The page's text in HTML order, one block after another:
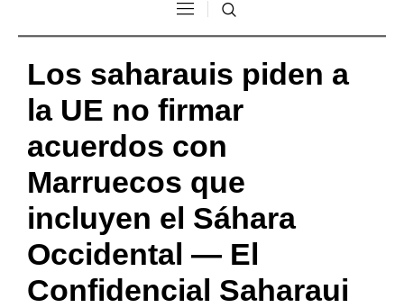
Los saharauis piden a
la UE no firmar
acuerdos con
Marruecos que
incluyen el Sáhara
Occidental — El
Confidencial Saharaui